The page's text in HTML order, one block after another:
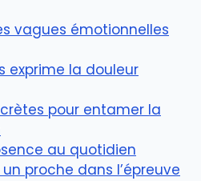
vagues émotionnelles
exprime la douleur
pour entamer la
au quotidien
proche dans l’épreuve